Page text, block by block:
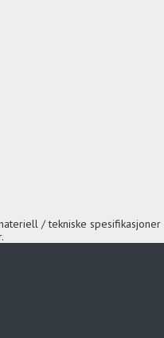
/ tekniske spesifikasjoner